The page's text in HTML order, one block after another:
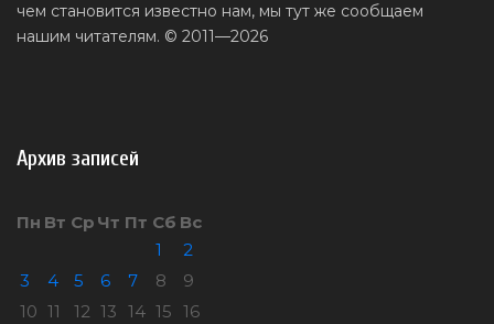
чем становится известно нам, мы тут же сообщаем
нашим читателям. © 2011—2026
Архив записей
Пн Вт Ср Чт Пт Сб Вс
1
2
3
4 5 6 7 8
9
10 11 12 13 14 15 16